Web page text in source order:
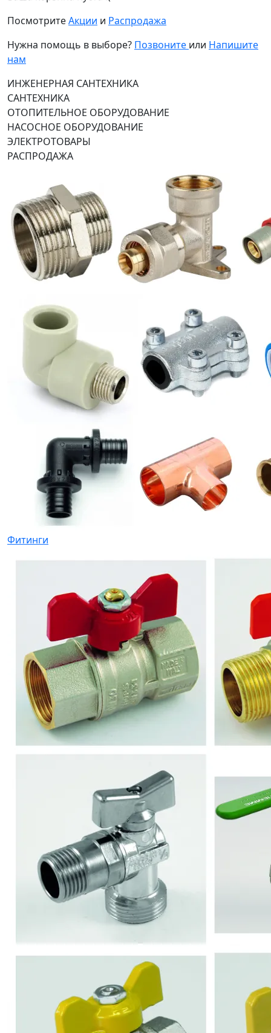
ПосмотритеАкции и Распродажа
Нужна помощь в выборе? Позвоните или Напишите
нам
ИНЖЕНЕРНАЯ САНТЕХНИКА
САНТЕХНИКА
ОТОПИТЕЛЬНОЕ ОБОРУДОВАНИЕ
НАСОСНОЕ ОБОРУДОВАНИЕ
ЭЛЕКТРОТОВАРЫ
РАСПРОДАЖА
Фитинги